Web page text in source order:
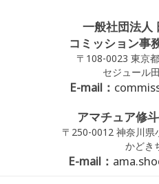
一般社団法人
コミッション事
〒108-0023 東京
セジュール
E-mail：
アマチュア修
〒250-0012 神奈川
かどき
E-mail：